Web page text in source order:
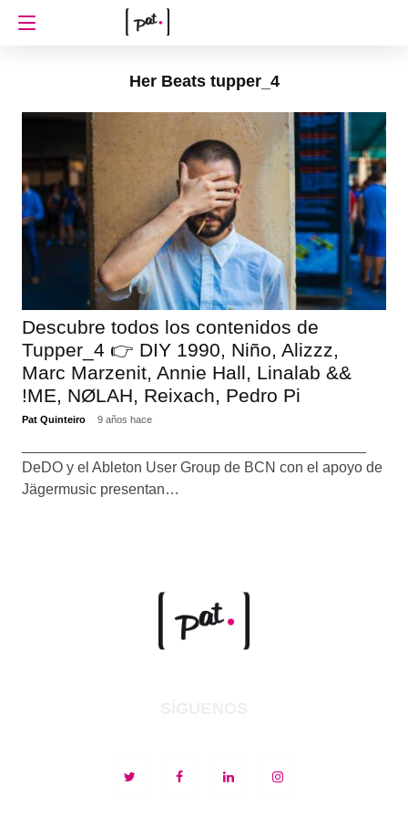
Her Beats tupper_4
Descubre todos los contenidos de
Tupper_4 👉 DIY 1990, Niño, Alizzz,
Marc Marzenit, Annie Hall, Linalab &&
!ME, NØLAH, Reixach, Pedro Pi
Pat Quinteiro 9 años hace
DeDO y el Ableton User Group de BCN con el apoyo de
Jägermusic presentan…